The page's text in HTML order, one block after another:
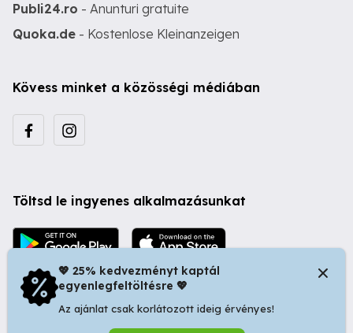
Publi24.ro - Anunturi gratuite
Quoka.de - Kostenlose Kleinanzeigen
Kövess minket a közösségi médiában
Töltsd le ingyenes alkalmazásunkat
💖 25% kedvezményt kaptál
egyenlegfeltöltésre 💖
Az ajánlat csak korlátozott ideig érvényes!